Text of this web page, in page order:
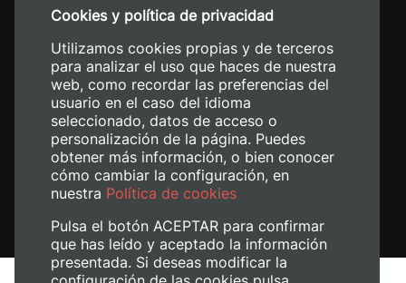
+34 620 04 00 50
Cookies y política de privacidad
Utilizamos cookies propias y de terceros
para analizar el uso que haces de nuestra
web, como recordar las preferencias del
usuario en el caso del idioma
seleccionado, datos de acceso o
personalización de la página. Puedes
obtener más información, o bien conocer
cómo cambiar la configuración, en
nuestra Política de cookies
Pulsa el botón ACEPTAR para confirmar
que has leído y aceptado la información
presentada. Si deseas modificar la